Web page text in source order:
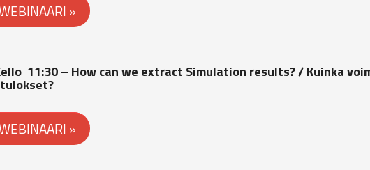
»
11:30– How can we extract Simulation results? / Kuinka
»